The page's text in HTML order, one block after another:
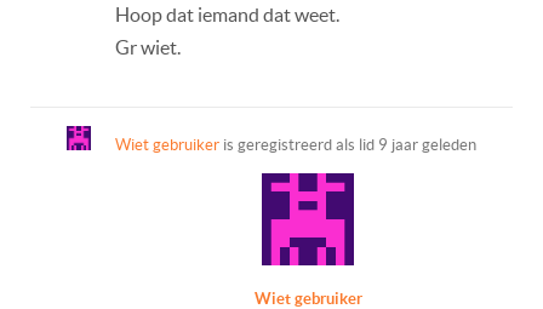
Hoop dat iemand dat weet.
Gr wiet.
Wiet gebruiker is geregistreerd als lid 9 jaar geleden
Wiet gebruiker